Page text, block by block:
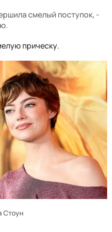
смелый поступок, -
прическу.
Стоун